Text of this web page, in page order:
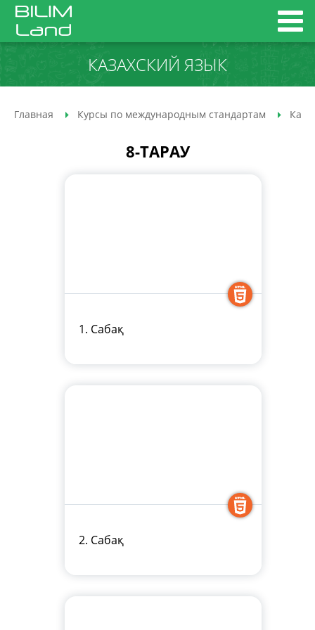
КАЗАХСКИЙ ЯЗЫК
Главная Курсы по международным стандартам
8-ТАРАУ
1. Сабақ
2. Сабақ